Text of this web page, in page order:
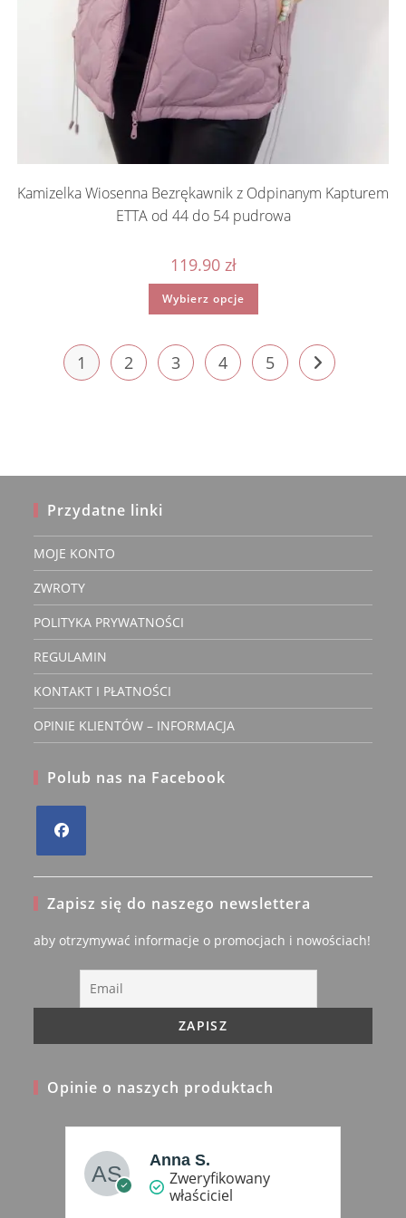
Kamizelka Wiosenna Bezrękawnik z Odpinanym Kapturem
ETTA od 44 do 54 pudrowa
119.90 zł
Wybierz opcje
Ten
ma
Opcje
można
wybrać
1 2 3 4 5
Przydatne linki
MOJE KONTO
ZWROTY
POLITYKA PRYWATNOŚCI
REGULAMIN
KONTAKT I PŁATNOŚCI
OPINIE KLIENTÓW – INFORMACJA
Polub nas na Facebook
a
new
Zapisz się do naszego newslettera
aby otrzymywać informacje o promocjach i nowościach!
Opinie o naszych produktach
Renata W.
Recenzent